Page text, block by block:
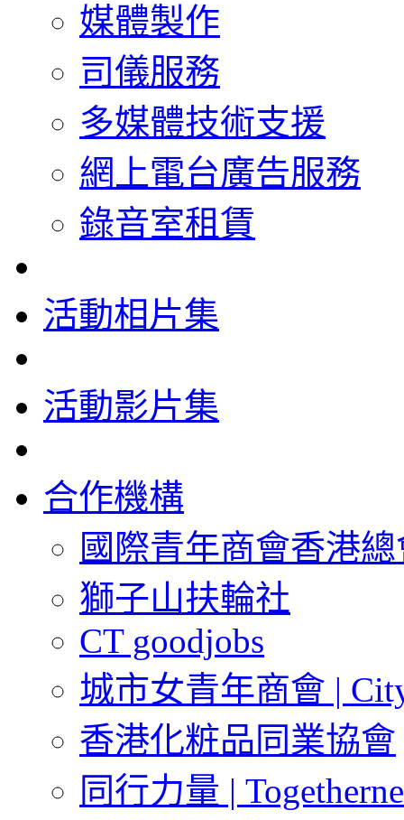
媒體製作
司儀服務
多媒體技術支援
網上電台廣告服務
錄音室租賃
活動相片集
活動影片集
合作機構
國際青年商會香港
獅子山扶輪社
CT goodjobs
城市女青年商會 |
香港化粧品同業協會
同行力量 |